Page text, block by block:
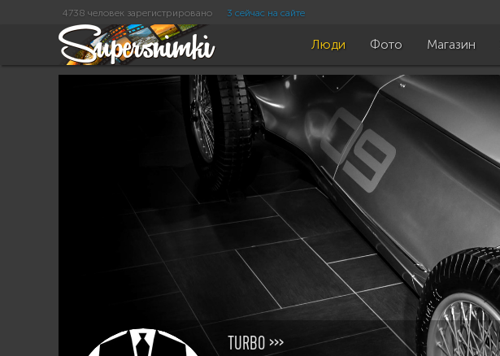
4738 человек зарегистрировано 3 сейчас на сайте
Люди Фото Магазин
TURBO >>>